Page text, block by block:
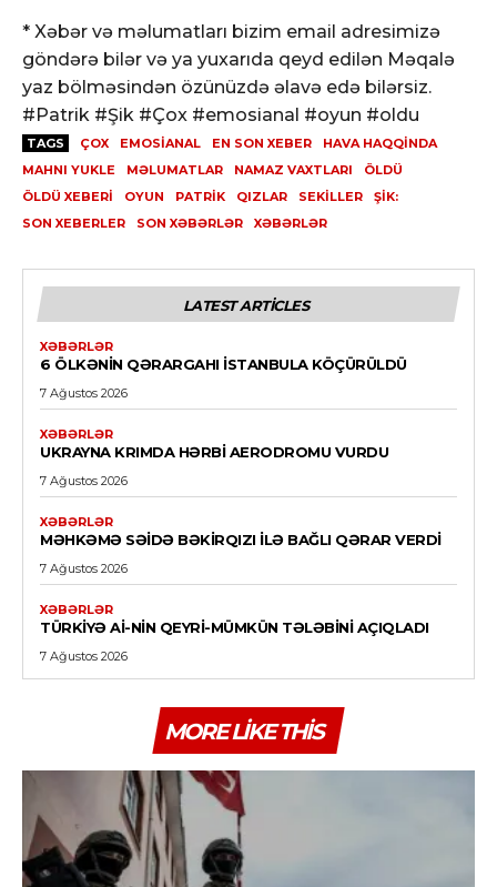
* Xəbər və məlumatları bizim email adresimizə
göndərə bilər və ya yuxarıda qeyd edilən Məqalə
yaz bölməsindən özünüzdə əlavə edə bilərsiz.
#Patrik #Şik #Çox #emosianal #oyun #oldu
TAGS ÇOX EMOSIANAL EN SON XEBER
HAVA HAQQINDA
MAHNI YUKLE
MƏLUMATLAR NAMAZ VAXTLARI
ÖLDÜ
ÖLDÜ XEBERI
OYUN PATRIK QIZLAR SEKILLER
ŞIK:
SON XEBERLER
SON XƏBƏRLƏR XƏBƏRLƏR
LATEST ARTICLES
XƏBƏRLƏR
6 ÖLKƏNIN QƏRARGAHI İSTANBULA KÖÇÜRÜLDÜ
7 Ağustos 2026
XƏBƏRLƏR
UKRAYNA KRIMDA HƏRBI AERODROMU VURDU
7 Ağustos 2026
XƏBƏRLƏR
MƏHKƏMƏ SƏIDƏ BƏKIRQIZI ILƏ BAĞLI QƏRAR VERDI
7 Ağustos 2026
XƏBƏRLƏR
TÜRKIYƏ Aİ-NIN QEYRI-MÜMKÜN TƏLƏBINI AÇIQLADI
7 Ağustos 2026
MORE LIKE THIS